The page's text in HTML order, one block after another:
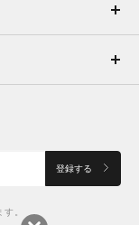
登録する
。